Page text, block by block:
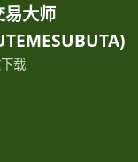
易大师
载